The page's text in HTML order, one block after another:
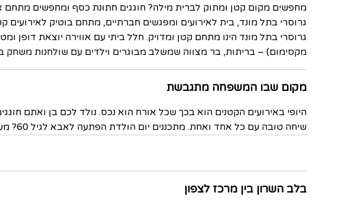
גרוסרי בתל מונד, בית לאירועים ומפגשים חברתיים, מתחם בוטיק לאירועים קטנים
מקסימום) – בריתות, בר מצווה שמשלב מבוגרים וילדים עם שולחנות משחק
מקום שבו המשפחה מתגבשת
היופי באירועים הקטנים הוא בכך שכל אורח הוא נכס. נולד לכם בן ואתם
שיחה טובה עם כל אחד ואחת. מתכננים יום הולדת הפתעה לאבא לגיל 60? מעולה, כאן אפשר להפתיע אותו בגדול עם כל החברים הטובים.
בלב השרון בין מרכז לצפון